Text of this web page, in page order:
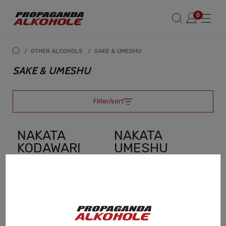
/ OTHER ALCOHOLS / SAKE & UMESHU
SAKE & UMESHU
Filter/sort
NAKATA
KODAWARI
139,00 zł
NAKATA
UMESHU